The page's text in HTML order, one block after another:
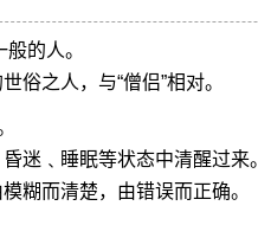
的人。
俗之人，与“僧侣”相对。
迷﹑睡眠等状态中清醒过来。
糊而清楚，由错误而正确。